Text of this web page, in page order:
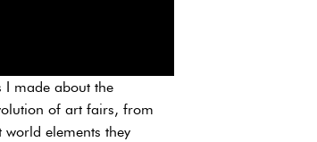
made about the
of art fairs, from
elements they